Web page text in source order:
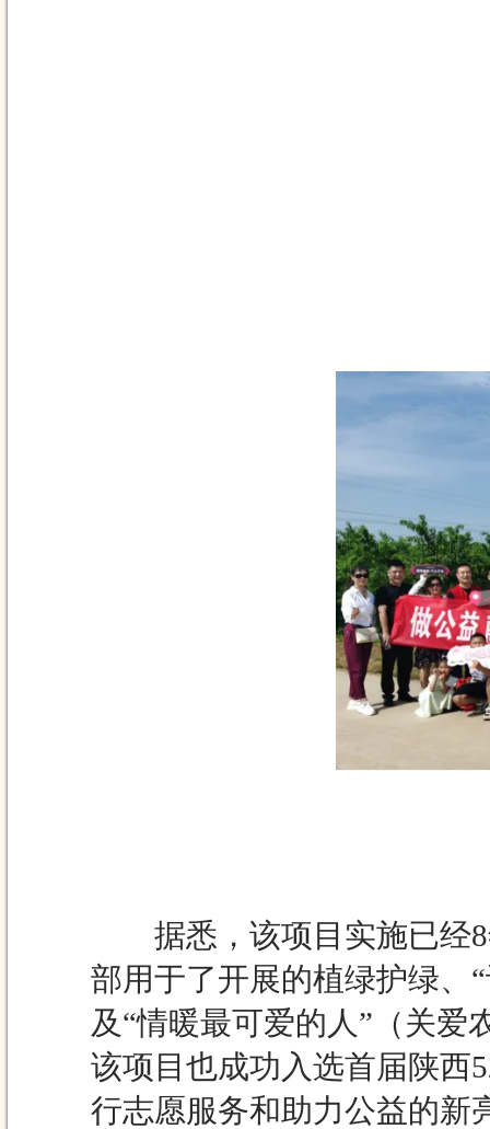
据悉，该项目实施已经8
部用于了开展的植绿护绿、
及“情暖最可爱的人”（关爱
该项目也成功入选首届陕西
行志愿服务和助力公益的新